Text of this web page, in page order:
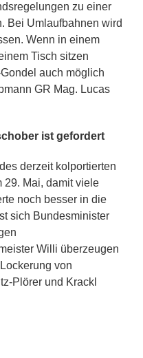
zu einer
Bei Umlaufbahnen wird
Wenn in einem
Tisch sitzen
auch möglich
GR Mag. Lucas
ist gefordert
derzeit kolportierten
29. Mai, damit viele
noch besser in die
sich Bundesminister
Willi überzeugen
von
Plörer und Krackl